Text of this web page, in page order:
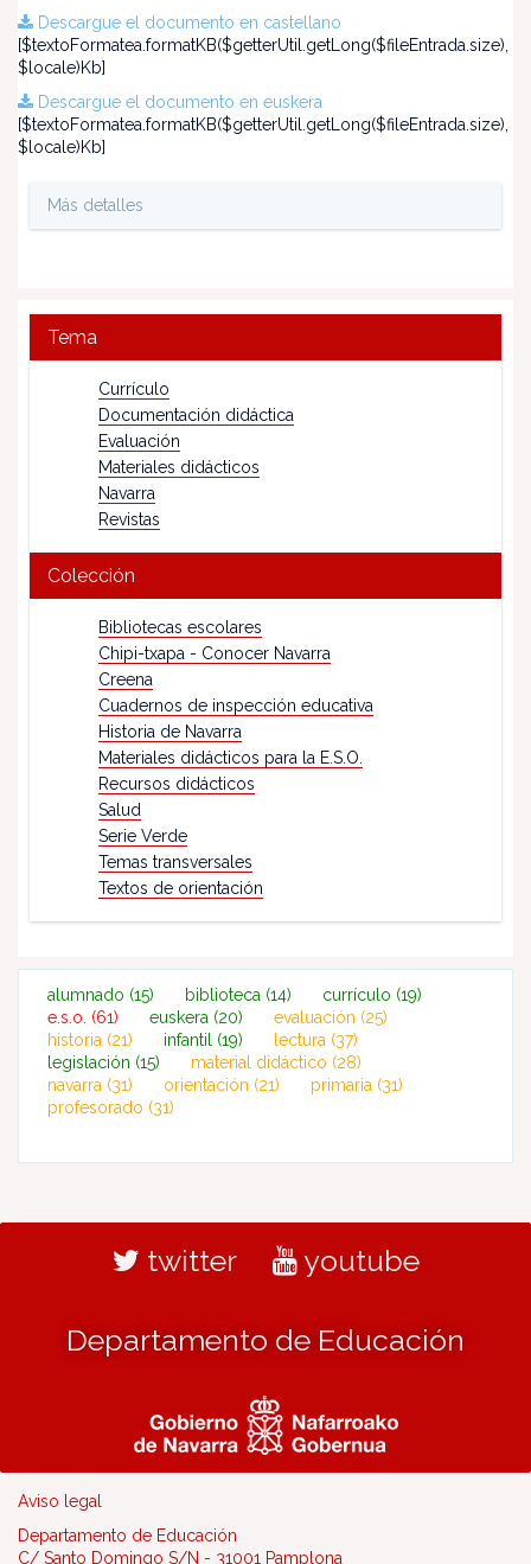
Descargue el documento en castellano
[$textoFormatea.formatKB($getterUtil.getLong($fileEntrada.size),
$locale)Kb]
Descargue el documento en euskera
[$textoFormatea.formatKB($getterUtil.getLong($fileEntrada.size),
$locale)Kb]
Más detalles
Tema
Currículo
Documentación didáctica
Evaluación
Materiales didácticos
Navarra
Revistas
Colección
Bibliotecas escolares
Chipi-txapa - Conocer Navarra
Creena
Cuadernos de inspección educativa
Historia de Navarra
Materiales didácticos para la E.S.O.
Recursos didácticos
Salud
Serie Verde
Temas transversales
Textos de orientación
alumnado (15) biblioteca (14) currículo (19)
e.s.o. (61) euskera (20) evaluación (25)
historia (21) infantil (19) lectura (37)
legislación (15) material didáctico (28)
navarra (31) orientación (21) primaria (31)
profesorado (31)
twitter youtube
Departamento de Educación
Aviso legal
Departamento de Educación
C/ Santo Domingo S/N - 31001 Pamplona